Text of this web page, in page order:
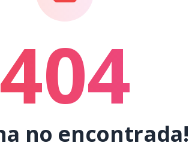
404
no encontrada!